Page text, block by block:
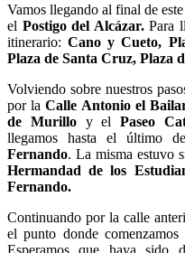
Vamos llegando al final de
el Postigo del Alcázar.Para
itinerario:Cano y Cueto,
Plaza de Santa Cruz, Plaza
Volviendo sobre nuestros
por la Calle Antonio el
de Murilloy elPaseo
llegamos hasta el último
Fernando. La misma estuvo
Hermandad de los
Fernando.
Continuando por la calle
el punto donde
Esperamos que haya